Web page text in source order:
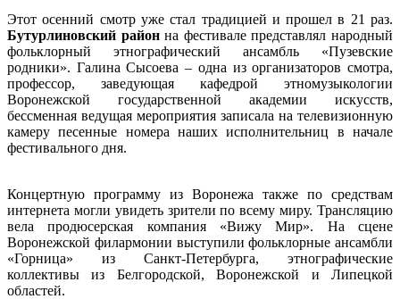
Этот осенний смотр уже стал традицией и прошел в 21 раз.
Бутурлиновский районна фестивале представлял народный
фольклорный этнографический ансамбль «Пузевские
родники». Галина Сысоева – одна из организаторов смотра,
профессор, заведующая кафедрой этномузыкологии
Воронежской государственной академии искусств,
бессменная ведущая мероприятия записала на телевизионную
камеру песенные номера наших исполнительниц в начале
фестивального дня.
Концертную программу из Воронежа также по средствам
интернета могли увидеть зрители по всему миру. Трансляцию
вела продюсерская компания «Вижу Мир». На сцене
Воронежской филармонии выступили фольклорные ансамбли
«Горница» из Санкт-Петербурга, этнографические
коллективы из Белгородской, Воронежской и Липецкой
областей.